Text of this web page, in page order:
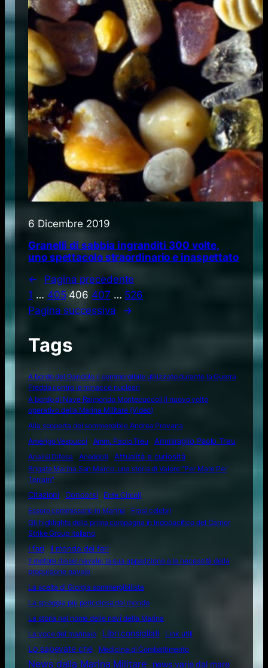
6 Dicembre 2019
Granelli di sabbia ingranditi 300 volte,
uno spettacolo straordinario e inaspettato
←
Pagina precedente
1 … 405 406 407 … 526
Pagina successiva
→
Tags
A bordo del Dandolo il sommergibile utilizzato durante la Guerra
Fredda contro le minacce nucleari
A bordo di Nave Raimondo Montecuccoli il nuovo volto
operativo della Marina Militare (Video)
Alla scoperta del sommergibile Andrea Provana
Amerigo Vespucci
Amm. Paolo Treu
Ammiraglio Paolo Treu
Analisi Difesa
Aneddoti Attualità e curiosità
Brigata Marina San Marco: una storia di Valore "Per Mare Per
Terram"
Citazioni
Concorsi
Ente Circoli
Essere commissario in Marina
Frasi celebri
Gli highlights della prima campagna in Indopacifico del Carrier
Strike Group italiano
I fari
Il mondo dei fari
Il motore diesel navale: la sua apparizione e le necessità della
propulsione navale
La scelta di Giorgia sommergibilista
La spiaggia più pericolosa del mondo
La storia nel nome delle navi della Marina
La voce del marinaio
Libri consigliati Link utili
Lo sapevate che Medicina di Combattimento
News dalla Marina Militare
news varie dal mare